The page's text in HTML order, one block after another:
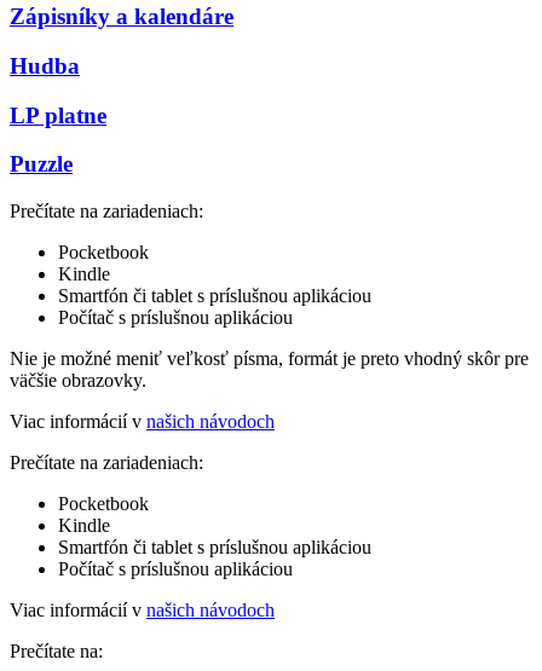
Zápisníky a kalendáre
Hudba
LP platne
Puzzle
Prečítate na zariadeniach:
Pocketbook
Kindle
Smartfón či tablet s príslušnou aplikáciou
Počítač s príslušnou aplikáciou
Nie je možné meniť veľkosť písma, formát je preto vhodný skôr pre
väčšie obrazovky.
Viac informácií v našich návodoch
Prečítate na zariadeniach:
Pocketbook
Kindle
Smartfón či tablet s príslušnou aplikáciou
Počítač s príslušnou aplikáciou
Viac informácií v našich návodoch
Prečítate na: